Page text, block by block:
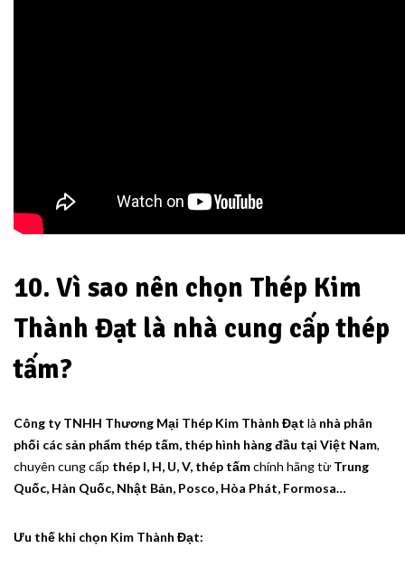
10. Vì sao nên chọn Thép Kim
Thành Đạt là nhà cung cấp thép
tấm?
Công ty TNHH Thương Mại Thép Kim Thành Đạt là nhà phân
phối các sản phẩm thép tấm, thép hình hàng đầu tại Việt Nam,
chuyên cung cấp thép I, H, U, V, thép tấmchính hãng từ Trung
Quốc, Hàn Quốc, Nhật Bản, Posco, Hòa Phát, Formosa…
Ưu thế khi chọn Kim Thành Đạt: